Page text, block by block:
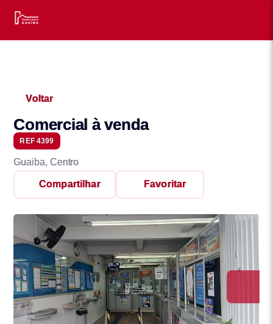
Voltar
Comercial à venda
REF 4399
Guaiba, Centro
Compartilhar Favoritar